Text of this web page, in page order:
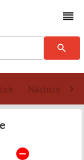
Nächste